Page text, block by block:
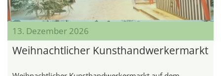
13. Dezember 2026
Weihnachtlicher Kunsthandwerkermarkt